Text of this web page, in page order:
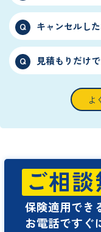
Q キャンセルし
Q 見積もりだけ
よ
ご相
保険適用でき
お電話ですぐ